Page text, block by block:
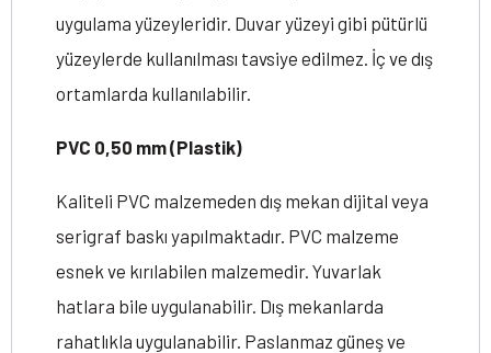
uygulama yüzeyleridir. Duvar yüzeyi gibi pütürlü
yüzeylerde kullanılması tavsiye edilmez. İç ve dış
ortamlarda kullanılabilir.
PVC 0,50 mm (Plastik)
Kaliteli PVC malzemeden dış mekan dijital veya
serigraf baskı yapılmaktadır. PVC malzeme
esnek ve kırılabilen malzemedir. Yuvarlak
hatlara bile uygulanabilir. Dış mekanlarda
rahatlıkla uygulanabilir. Paslanmaz güneş ve